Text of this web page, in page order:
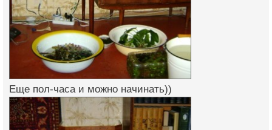
Еще пол-часа и можно начинать))